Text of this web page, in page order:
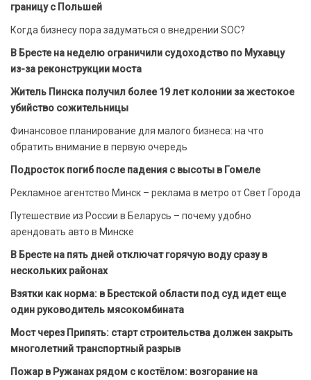
границу с Польшей
Когда бизнесу пора задуматься о внедрении SOC?
В Бресте на неделю ограничили судоходство по Мухавцу
из-за реконструкции моста
Житель Пинска получил более 19 лет колонии за жестокое
убийство сожительницы
Финансовое планирование для малого бизнеса: на что
обратить внимание в первую очередь
Подросток погиб после падения с высоты в Гомеле
Рекламное агентство Минск – реклама в метро от Свет Города
Путешествие из России в Беларусь – почему удобно
арендовать авто в Минске
В Бресте на пять дней отключат горячую воду сразу в
нескольких районах
Взятки как норма: в Брестской области под суд идет еще
один руководитель мясокомбината
Мост через Припять: старт строительства должен закрыть
многолетний транспортный разрыв
Пожар в Ружанах рядом с костёлом: возгорание на